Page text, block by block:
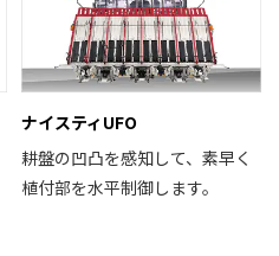
ナイスティUFO
耕盤の凹凸を感知して、素早く
植付部を水平制御します。